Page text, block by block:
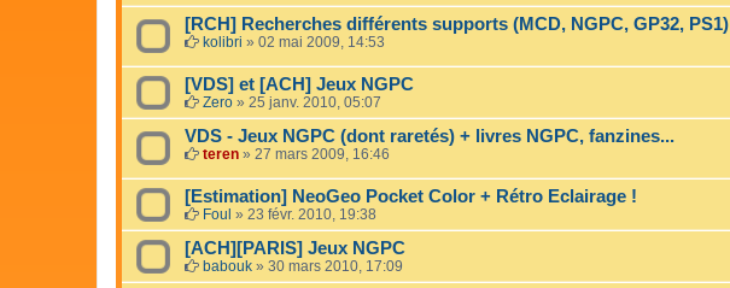
[RCH] Recherches différents supports (MCD, NGPC, GP32, PS1)
kolibri » 02 mai 2009, 14:53
[VDS] et [ACH] Jeux NGPC
Zero » 25 janv. 2010, 05:07
VDS - Jeux NGPC (dont raretés) + livres NGPC, fanzines...
teren » 27 mars 2009, 16:46
[Estimation] NeoGeo Pocket Color + Rétro Eclairage !
Foul » 23 févr. 2010, 19:38
[ACH][PARIS] Jeux NGPC
babouk » 30 mars 2010, 17:09